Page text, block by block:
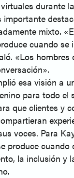
durante
importante
mixto.
cuando se
«Los hombres
esa visión a
para todo el
que clientes y
voces. Para
produce cuando
la inclusión y